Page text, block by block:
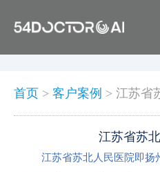
首页 > 客户案例 > 江苏省
江苏省苏
江苏省苏北人民医院即扬